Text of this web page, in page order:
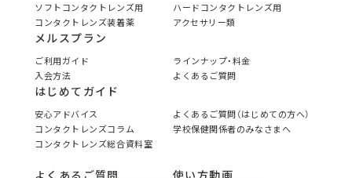
ソフトコンタクトレンズ用
ハードコンタクトレンズ用
コンタクトレンズ装着薬
アクセサリー類
メルスプラン
ご利用ガイド
ラインナップ・料金
入会方法
よくあるご質問
はじめてガイド
安心アドバイス
よくあるご質問（はじめての方へ）
コンタクトレンズコラム
学校保健関係者のみなさまへ
コンタクトレンズ総合資料室
よくあるご質問 使い方動画